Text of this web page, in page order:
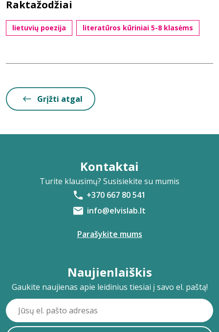
Raktažodžiai
lietuvių poezija literatūros kūriniai 5-8 klasėms
Grįžti atgal
Kontaktai
Turite klausimų? Susisiekite su mumis
+370 667 80 541
info@elvislab.lt
Parašykite mums
Naujienlaiškis
Gaukite naujienas apie leidinius tiesiai į savo el. paštą!